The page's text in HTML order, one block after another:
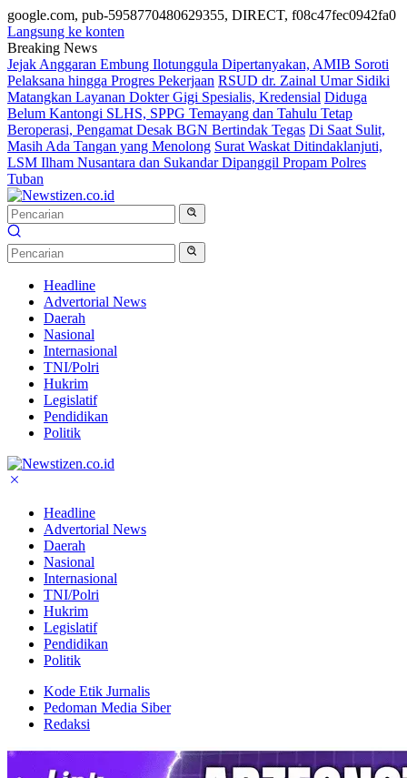
google.com, pub-5958770480629355, DIRECT, f08c47fec0942fa0
Langsung ke konten
Breaking News
Jejak Anggaran Embung Ilotunggula Dipertanyakan, AMIB Soroti
Pelaksana hingga Progres Pekerjaan RSUD dr. Zainal Umar Sidiki
Matangkan Layanan Dokter Gigi Spesialis, Kredensial Diduga
Belum Kantongi SLHS, SPPG Temayang dan Tahulu Tetap
Beroperasi, Pengamat Desak BGN Bertindak Tegas Di Saat Sulit,
Masih Ada Tangan yang Menolong Surat Waskat Ditindaklanjuti,
LSM Ilham Nusantara dan Sukandar Dipanggil Propam Polres
Tuban
Headline
Advertorial News
Daerah
Nasional
Internasional
TNI/Polri
Hukrim
Legislatif
Pendidikan
Politik
Headline
Advertorial News
Daerah
Nasional
Internasional
TNI/Polri
Hukrim
Legislatif
Pendidikan
Politik
Kode Etik Jurnalis
Pedoman Media Siber
Redaksi